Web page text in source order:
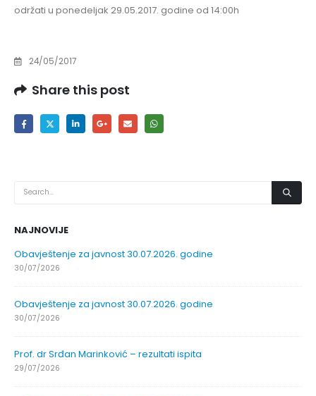
održati u ponedeljak 29.05.2017. godine od 14:00h
24/05/2017
Share this post
NAJNOVIJE
Obavještenje za javnost 30.07.2026. godine
30/07/2026
Obavještenje za javnost 30.07.2026. godine
30/07/2026
Prof. dr Srđan Marinković – rezultati ispita
29/07/2026